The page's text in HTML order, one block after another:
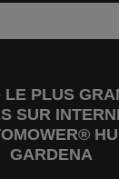
LE PLUS
SUR
GARDENA